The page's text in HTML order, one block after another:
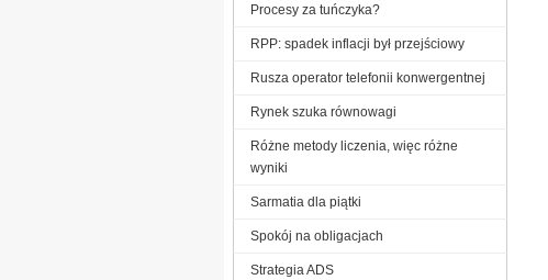
Procesy za tuńczyka?
RPP: spadek inflacji był przejściowy
Rusza operator telefonii konwergentnej
Rynek szuka równowagi
Różne metody liczenia, więc różne
wyniki
Sarmatia dla piątki
Spokój na obligacjach
Strategia ADS